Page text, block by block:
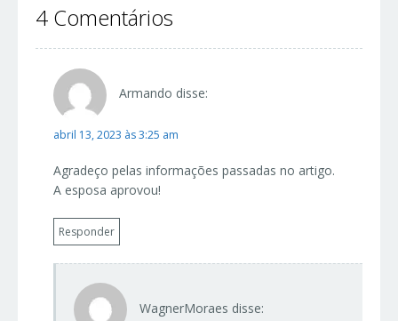
4 Comentários
Armando disse:
abril 13, 2023 às 3:25 am
Agradeço pelas informações passadas no artigo.
A esposa aprovou!
Responder
WagnerMoraes disse: